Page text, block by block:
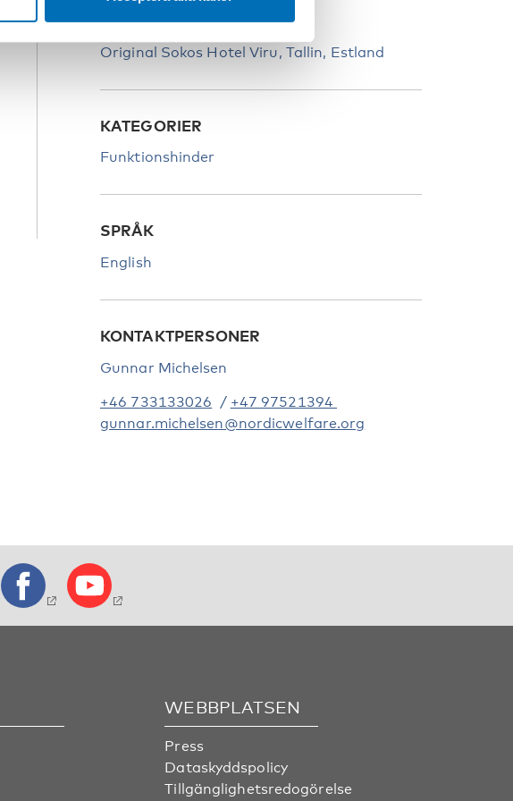
PLATS
Original Sokos Hotel Viru, Tallin, Estland
KATEGORIER
Funktionshinder
SPRÅK
English
KONTAKTPERSONER
Gunnar Michelsen
+46 733133026 / +47 97521394
gunnar.michelsen@nordicwelfare.org
WEBBPLATSEN
Press
Dataskyddspolicy
Tillgänglighetsredogörelse